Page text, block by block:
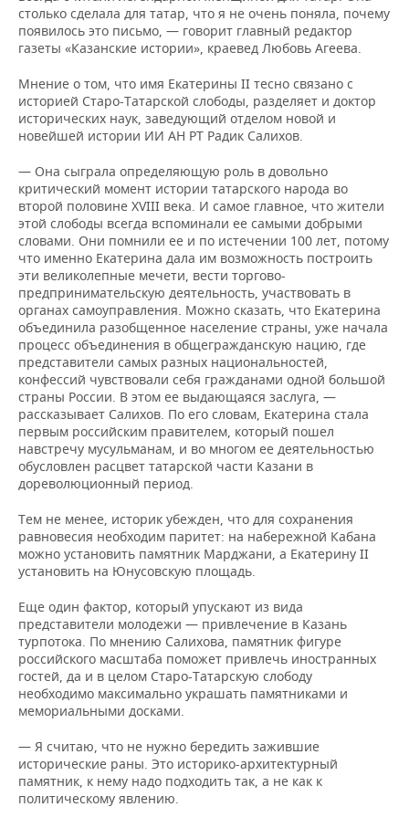
столько сделала для татар, что я не очень поняла, почему
появилось это письмо, — говорит главный редактор
газеты «Казанские истории», краевед Любовь Агеева.
Мнение о том, что имя Екатерины II тесно связано с
историей Старо-Татарской слободы, разделяет и доктор
исторических наук, заведующий отделом новой и
новейшей истории ИИ АН РТ Радик Салихов.
— Она сыграла определяющую роль в довольно
критический момент истории татарского народа во
второй половине XVIII века. И самое главное, что жители
этой слободы всегда вспоминали ее самыми добрыми
словами. Они помнили ее и по истечении 100 лет, потому
что именно Екатерина дала им возможность построить
эти великолепные мечети, вести торгово-
предпринимательскую деятельность, участвовать в
органах самоуправления. Можно сказать, что Екатерина
объединила разобщенное население страны, уже начала
процесс объединения в общегражданскую нацию, где
представители самых разных национальностей,
конфессий чувствовали себя гражданами одной большой
страны России. В этом ее выдающаяся заслуга, —
рассказывает Салихов. По его словам, Екатерина стала
первым российским правителем, который пошел
навстречу мусульманам, и во многом ее деятельностью
обусловлен расцвет татарской части Казани в
дореволюционный период.
Тем не менее, историк убежден, что для сохранения
равновесия необходим паритет: на набережной Кабана
можно установить памятник Марджани, а Екатерину II
установить на Юнусовскую площадь.
Еще один фактор, который упускают из вида
представители молодежи — привлечение в Казань
турпотока. По мнению Салихова, памятник фигуре
российского масштаба поможет привлечь иностранных
гостей, да и в целом Старо-Татарскую слободу
необходимо максимально украшать памятниками и
мемориальными досками.
— Я считаю, что не нужно бередить зажившие
исторические раны. Это историко-архитектурный
памятник, к нему надо подходить так, а не как к
политическому явлению.